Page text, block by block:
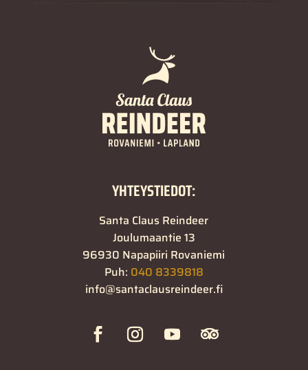
YHTEYSTIEDOT:
Santa Claus Reindeer
Joulumaantie 13
96930 Napapiiri Rovaniemi
Puh: 040 8339818
info@santaclausreindeer.fi